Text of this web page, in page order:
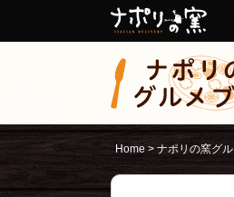
Home > ナポリの窯グ